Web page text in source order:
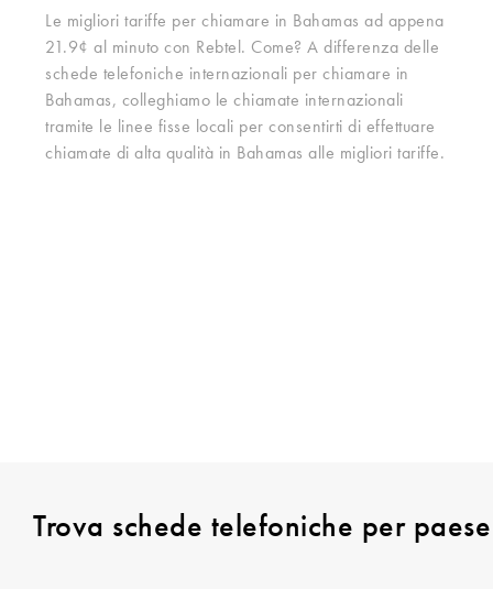
Le migliori tariffe per chiamare in Bahamas ad appena
21.9¢ al minuto con Rebtel. Come? A differenza delle
schede telefoniche internazionali per chiamare in
Bahamas, colleghiamo le chiamate internazionali
tramite le linee fisse locali per consentirti di effettuare
chiamate di alta qualità in Bahamas alle migliori tariffe.
Trova schede telefoniche per paese